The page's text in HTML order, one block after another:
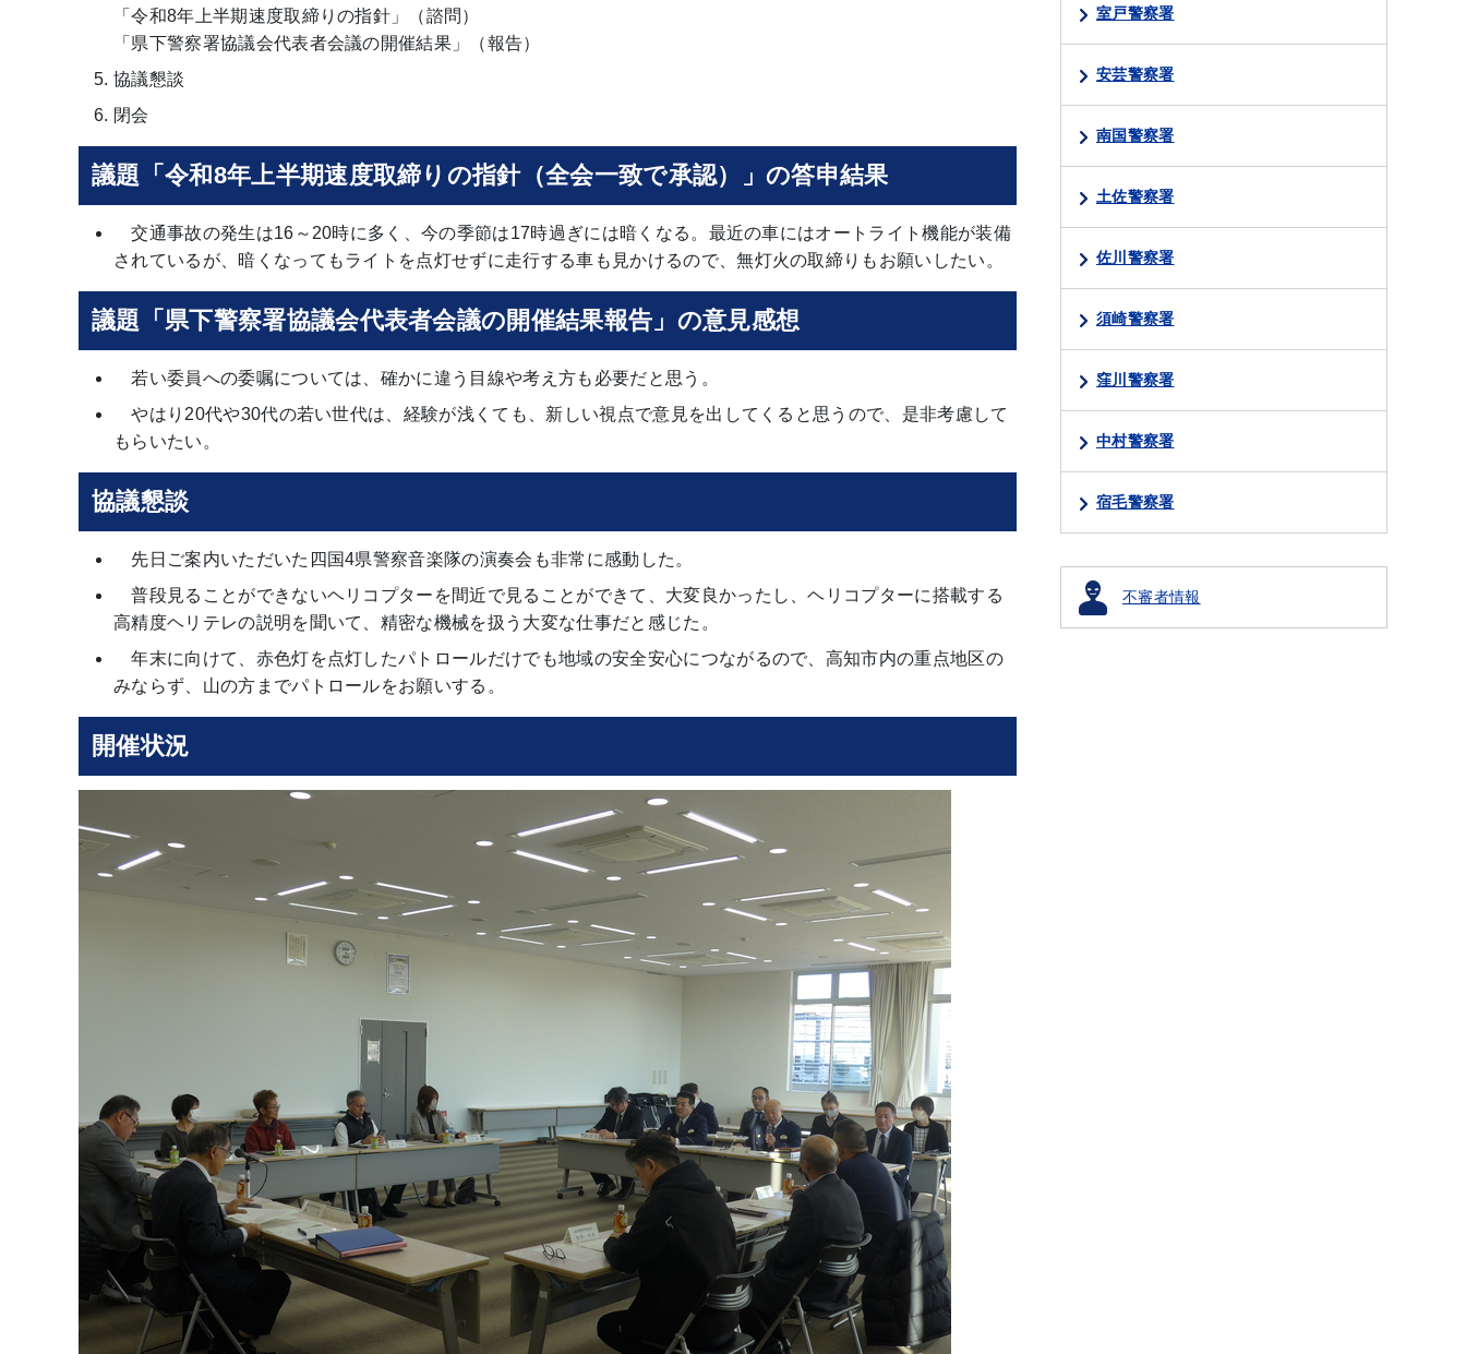
「令和8年上半期速度取締りの指針」（諮問）
「県下警察署協議会代表者会議の開催結果」（報告）
協議懇談
閉会
議題「令和8年上半期速度取締りの指針（全会一致で承認）」の答申結果
交通事故の発生は16～20時に多く、今の季節は17時過ぎには暗くなる。最近の車にはオートライト機能が装備
されているが、暗くなってもライトを点灯せずに走行する車も見かけるので、無灯火の取締りもお願いしたい。
議題「県下警察署協議会代表者会議の開催結果報告」の意見感想
若い委員への委嘱については、確かに違う目線や考え方も必要だと思う。
やはり20代や30代の若い世代は、経験が浅くても、新しい視点で意見を出してくると思うので、是非考慮して
もらいたい。
協議懇談
先日ご案内いただいた四国4県警察音楽隊の演奏会も非常に感動した。
普段見ることができないヘリコプターを間近で見ることができて、大変良かったし、ヘリコプターに搭載する
高精度ヘリテレの説明を聞いて、精密な機械を扱う大変な仕事だと感じた。
年末に向けて、赤色灯を点灯したパトロールだけでも地域の安全安心につながるので、高知市内の重点地区の
みならず、山の方までパトロールをお願いする。
開催状況
室戸警察署
安芸警察署
南国警察署
土佐警察署
佐川警察署
須崎警察署
窪川警察署
中村警察署
宿毛警察署
不審者情報